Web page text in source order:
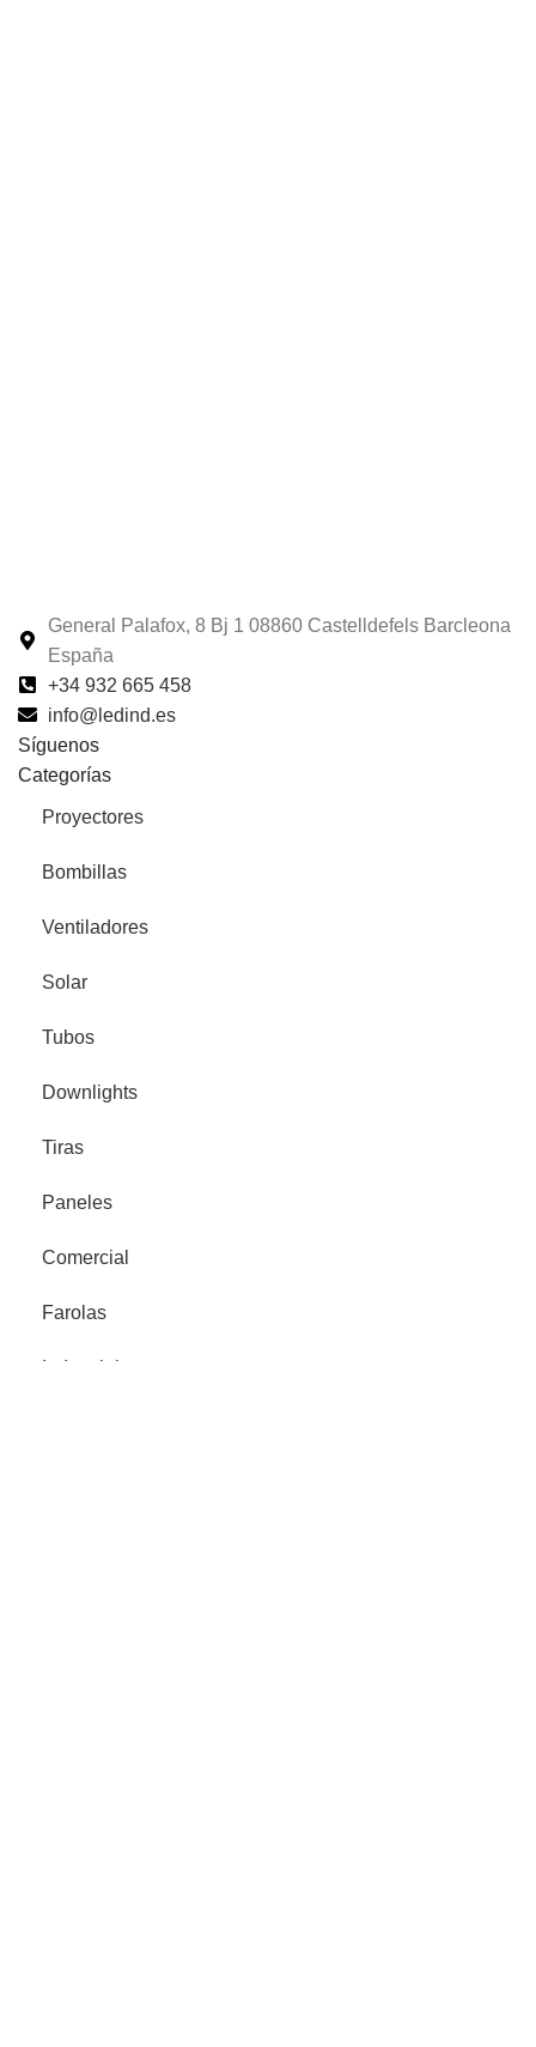
General Palafox, 8 Bj 1 08860 Castelldefels Barcleona
España
+34 932 665 458‬
info@ledind.es
Síguenos
Categorías
Proyectores
Bombillas
Ventiladores
Solar
Tubos
Downlights
Tiras
Paneles
Comercial
Farolas
Industrial